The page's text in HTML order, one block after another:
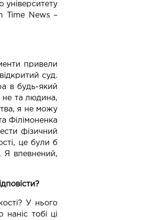
університету
Time News –
привели
суд.
в будь-який
не та людина,
я не можу
Філімоненка
фізичний
це були б
Я впевнений,
У нього
тобі ці